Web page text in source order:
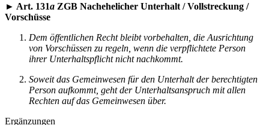
► Art. 131a ZGB Nachehelicher Unterhalt / Vollstreckung /
Vorschüsse
Dem öffentlichen Recht bleibt vorbehalten, die Ausrichtung
von Vorschüssen zu regeln, wenn die verpflichtete Person
ihrer Unterhaltspflicht nicht nachkommt.
Soweit das Gemeinwesen für den Unterhalt der berechtigten
Person aufkommt, geht der Unterhaltsanspruch mit allen
Rechten auf das Gemeinwesen über.
Ergänzungen